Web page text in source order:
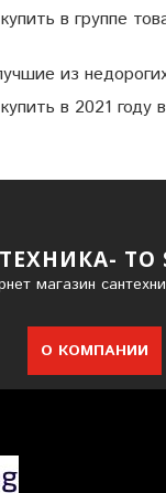
в группе
из
в 2021 году
ТО
магазин
О КОМПАНИИ